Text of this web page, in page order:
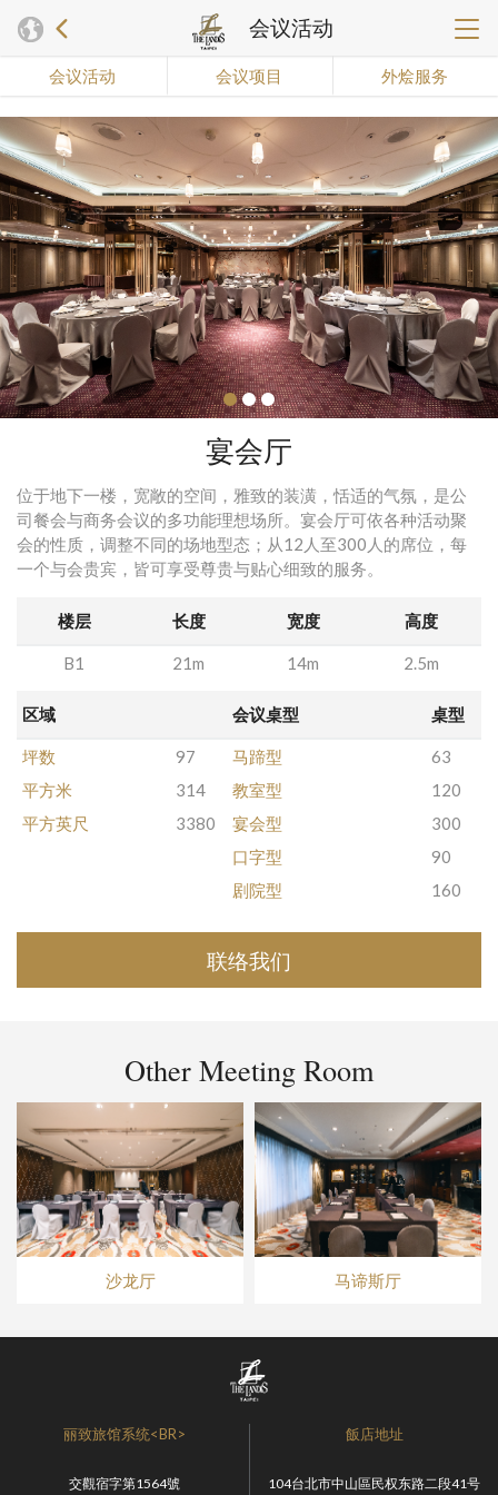
会议活动
会议活动 会议项目 外烩服务
宴会厅
位于地下一楼，宽敞的空间，雅致的装潢，恬适的气氛，是公
司餐会与商务会议的多功能理想场所。宴会厅可依各种活动聚
会的性质，调整不同的场地型态；从12人至300人的席位，每
一个与会贵宾，皆可享受尊贵与贴心细致的服务。
楼层 长度 宽度 高度
B1 21m 14m 2.5m
区域 会议桌型 桌型
坪数 97 马蹄型
63
平方米
314 教室型
120
平方英尺
3380 宴会型
300
口字型
90
剧院型
160
联络我们
Other Meeting Room
沙龙厅 马谛斯厅
丽致旅馆系统<BR>
交觀宿字第1564號
飯店地址
104台北市中山區民权东路二段41号